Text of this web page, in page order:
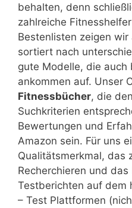
behalten, denn
zahlreiche
Bestenlisten zeigen
sortiert nach
gute Modelle, die auch
ankommen auf. Unser
Fitnessbücher, die
Suchkriterien
Bewertungen und
Amazon sein. Für uns
Qualitätsmerkmal, das
Recherchieren und
Testberichten auf dem
– Test Plattformen